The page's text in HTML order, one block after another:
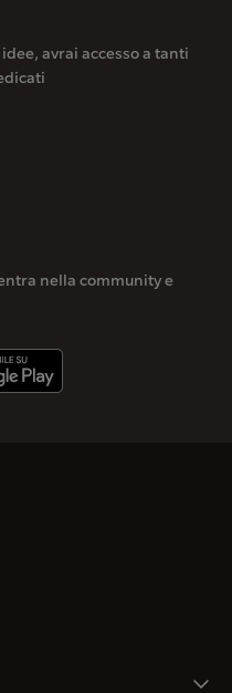
avrai accesso a tanti
nella community e